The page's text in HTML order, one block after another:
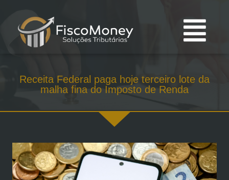
Receita Federal paga hoje terceiro lote da
malha fina do Imposto de Renda